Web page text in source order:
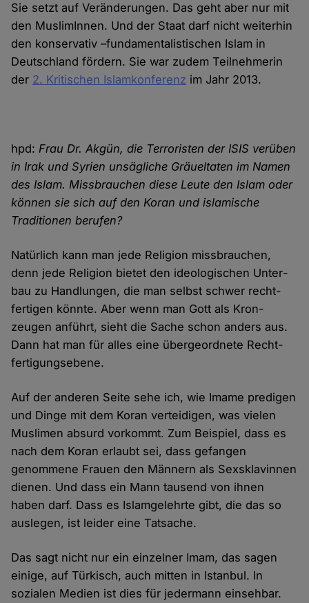
Sie setzt auf Veränderungen. Das geht aber nur mit
den MuslimInnen. Und der Staat darf nicht weiter­hin
den konser­vativ –funda­menta­listischen Islam in
Deutschland fördern. Sie war zudem Teil­nehmerin
der 2. Kritischen Islam­konferenz im Jahr 2013.
hpd:Frau Dr. Akgün, die Terroristen der ISIS verüben
in Irak und Syrien unsägliche Gräuel­taten im Namen
des Islam. Miss­brauchen diese Leute den Islam oder
können sie sich auf den Koran und islamische
Traditionen berufen?
Natürlich kann man jede Religion miss­brauchen,
denn jede Religion bietet den ideologischen Unter­
bau zu Handlungen, die man selbst schwer recht­
fertigen könnte. Aber wenn man Gott als Kron­
zeugen anführt, sieht die Sache schon anders aus.
Dann hat man für alles eine über­geordnete Recht­
fertigungs­ebene.
Auf der anderen Seite sehe ich, wie Imame predigen
und Dinge mit dem Koran ver­teidigen, was vielen
Muslimen absurd vor­kommt. Zum Beispiel, dass es
nach dem Koran erlaubt sei, dass gefangen
genommene Frauen den Männern als Sex­sklavinnen
dienen. Und dass ein Mann tausend von ihnen
haben darf. Dass es Islam­gelehrte gibt, die das so
auslegen, ist leider eine Tatsache.
Das sagt nicht nur ein einzelner Imam, das sagen
einige, auf Türkisch, auch mitten in Istanbul. In
sozialen Medien ist dies für jeder­mann einseh­bar.